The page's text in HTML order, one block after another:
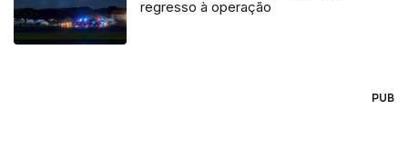
regresso à operação
PUB